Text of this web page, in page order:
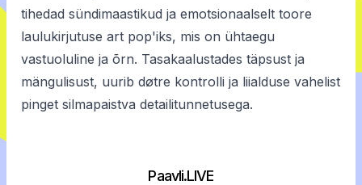
tihedad sündimaastikud ja emotsionaalselt toore
laulukirjutuse art pop'iks, mis on ühtaegu
vastuoluline ja õrn. Tasakaalustades täpsust ja
mängulisust, uurib døtre kontrolli ja liialduse vahelist
pinget silmapaistva detailitunnetusega.
Paavli.LIVE